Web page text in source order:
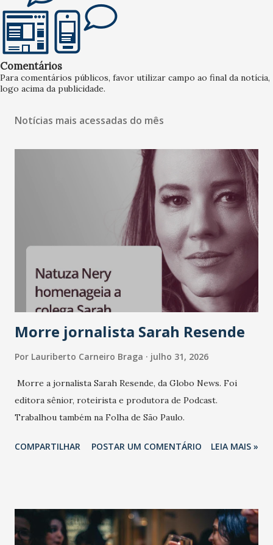
Comentários
Para comentários públicos, favor utilizar campo ao final da notícia,
logo acima da publicidade.
Notícias mais acessadas do mês
Morre jornalista Sarah Resende
Por Lauriberto Carneiro Braga julho 31, 2026
Morre a jornalista Sarah Resende, da Globo News. Foi
editora sênior, roteirista e produtora de Podcast.
Trabalhou também na Folha de São Paulo.
COMPARTILHAR POSTAR UM COMENTÁRIO LEIA MAIS »